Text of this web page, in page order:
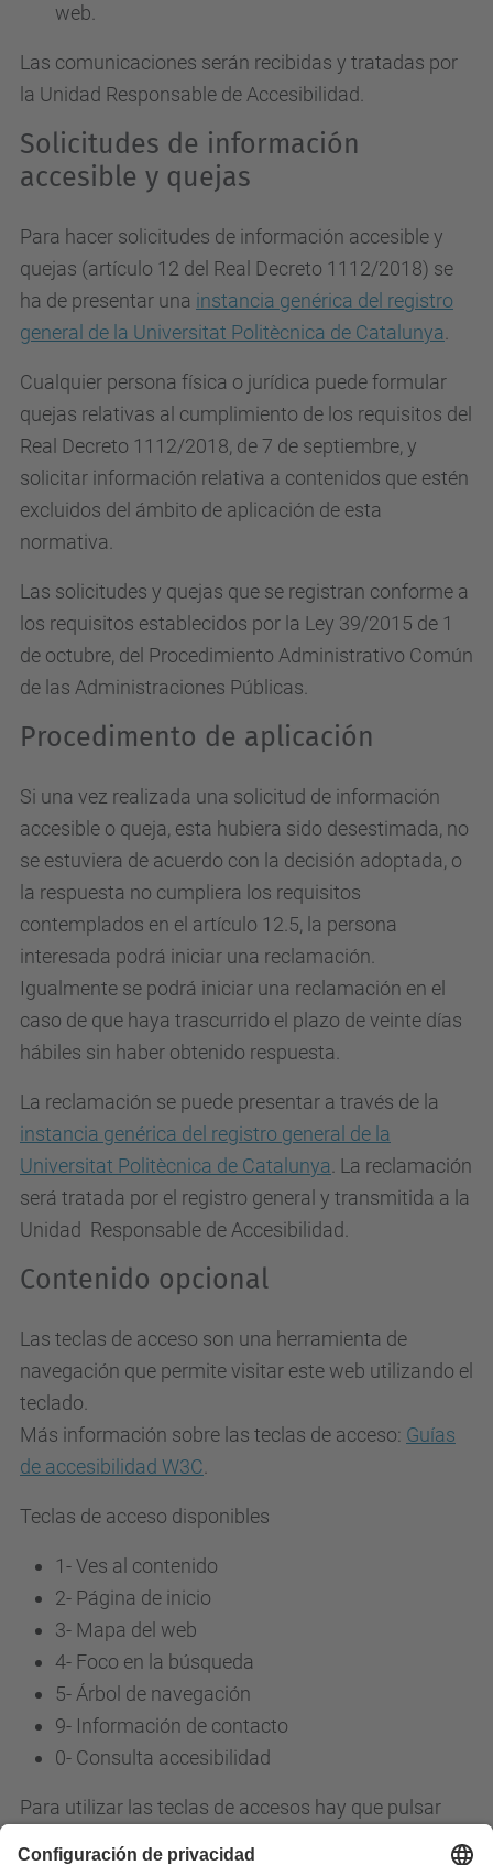
web.
Las comunicaciones serán recibidas y tratadas por
la Unidad Responsable de Accesibilidad.
Solicitudes de información
accesible y quejas
Para hacer solicitudes de información accesible y
quejas (artículo 12 del Real Decreto 1112/2018) se
ha de presentar una instancia genérica del registro
general de la Universitat Politècnica de Catalunya
Cualquier persona física o jurídica puede formular
quejas relativas al cumplimiento de los requisitos del
Real Decreto 1112/2018, de 7 de septiembre, y
solicitar información relativa a contenidos que estén
excluidos del ámbito de aplicación de esta
normativa.
Las solicitudes y quejas que se registran conforme a
los requisitos establecidos por la Ley 39/2015 de 1
de octubre, del Procedimiento Administrativo Común
de las Administraciones Públicas.
Procedimento de aplicación
Si una vez realizada una solicitud de información
accesible o queja, esta hubiera sido desestimada, no
se estuviera de acuerdo con la decisión adoptada, o
la respuesta no cumpliera los requisitos
contemplados en el artículo 12.5, la persona
interesada podrá iniciar una reclamación.
Igualmente se podrá iniciar una reclamación en el
caso de que haya trascurrido el plazo de veinte días
hábiles sin haber obtenido respuesta.
La reclamación se puede presentar a través de la
instancia genérica del registro general de la
Universitat Politècnica de Catalunya . La reclamación
será tratada por el registro general y transmitida a la
Unidad Responsable de Accesibilidad.
Contenido opcional
Las teclas de acceso son una herramienta de
navegación que permite visitar este web utilizando el
teclado.
Más información sobre las teclas de acceso: Guías
de accesibilidad W3C
Teclas de acceso disponibles
1- Ves al contenido
2- Página de inicio
3- Mapa del web
4- Foco en la búsqueda
5- Árbol de navegación
9- Información de contacto
0- Consulta accesibilidad
Para utilizar las teclas de accesos hay que pulsar